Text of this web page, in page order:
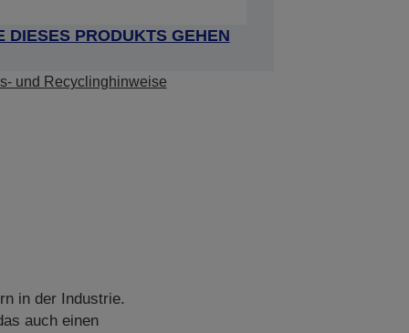
DIESES PRODUKTS GEHEN
und Recyclinghinweise
in der Industrie.
auch einen